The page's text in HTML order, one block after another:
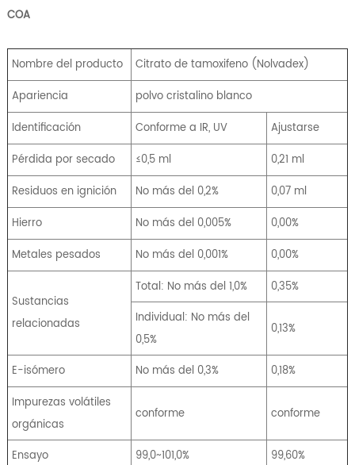
COA
Nombre del producto
Citrato de tamoxifeno (Nolvadex)
Apariencia
polvo cristalino blanco
Identificación
Conforme a IR, UV
Ajustarse
Pérdida por secado
≤0,5 ml
0,21 ml
Residuos en ignición
No más del 0,2%
0,07 ml
Hierro
No más del 0,005%
0,00%
Metales pesados
No más del 0,001% 0,00%
Sustancias
relacionadas
Total: No más del 1,0%
0,35%
Individual: No más del
0,5%
0,13%
E-isómero No más del 0,3%
0,18%
Impurezas volátiles
orgánicas
conforme conforme
Ensayo 99,0~101,0% 99,60%